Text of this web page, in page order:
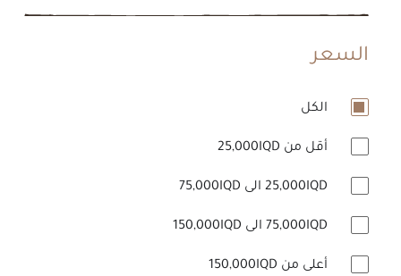
السعر
الكل
أقل من 25,000IQD
أعلى من 150,000IQD